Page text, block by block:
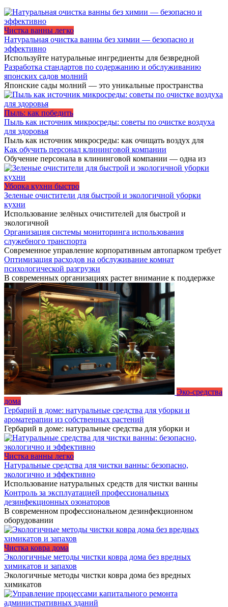
Чистка ванны легко
Натуральная очистка ванны без химии — безопасно и
эффективно
Используйте натуральные ингредиенты для безвредной
Разработка стандартов по содержанию и обслуживанию
японских садов молний
Японские сады молний — это уникальные пространства
Пыль: как победить
Пыль как источник микросреды: советы по очистке воздуха
для здоровья
Пыль как источник микросреды: как очищать воздух для
Как обучить персонал клининговой компании
Обучение персонала в клининговой компании — одна из
Уборка кухни быстро
Зеленые очистители для быстрой и экологичной уборки
кухни
Использование зелёных очистителей для быстрой и
экологичной
Организация системы мониторинга использования
служебного транспорта
Современное управление корпоративным автопарком требует
Оптимизация расходов на обслуживание комнат
психологической разгрузки
В современных организациях растет внимание к поддержке
Эко-средства
дома
Гербарий в доме: натуральные средства для уборки и
ароматерапии из собственных растений
Гербарий в доме: натуральные средства для уборки и
Чистка ванны легко
Натуральные средства для чистки ванны: безопасно,
экологично и эффективно
Использование натуральных средств для чистки ванны
Контроль за эксплуатацией профессиональных
дезинфекционных озонаторов
В современном профессиональном дезинфекционном
оборудовании
Чистка ковра дома
Экологичные методы чистки ковра дома без вредных
химикатов и запахов
Экологичные методы чистки ковра дома без вредных
химикатов